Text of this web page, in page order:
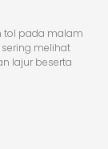
tol pada malam
melihat
lajur beserta